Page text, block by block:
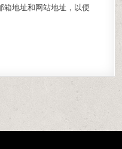
箱地址和网站地址，以便